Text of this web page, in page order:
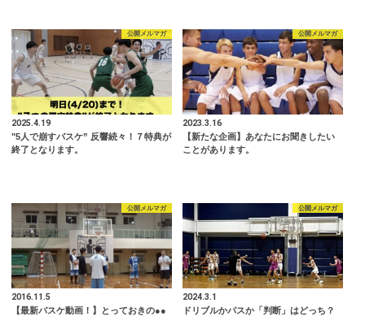
公開メルマガ
2025.4.19
"5人で崩すバスケ” 反響続々！７特典が
終了となります。
公開メルマガ
2023.3.16
【新たな企画】あなたにお聞きしたい
ことがあります。
公開メルマガ
2016.11.5
【最新バスケ動画！】とっておきの●●
公開メルマガ
2024.3.1
ドリブルかパスか「判断」はどっち？